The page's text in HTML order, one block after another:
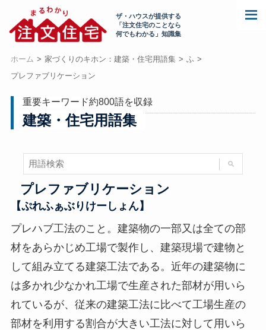
ザ・ハウスが提供する
「注文住宅のことなら
何でもわかる」知識集
ホーム 家づくりのキホン：建築・住宅用語集
ふ
プレファブリケーション
重要キーワード約800語を収録
建築・住宅用語集
プレファブリケーション
【ぷれふぁぶりけーしょん】
プレハブ工法のこと。建築物の一部又は全ての部
材をあらかじめ工場で製作し、建築現場で建物と
して組み立てる建築工法である。近年の建築物に
は多かれ少なかれ工場で生産された部材が用いら
れているが、従来の建築工法に比べて工場生産の
部材を利用する割合が大きい工法に対して用いら